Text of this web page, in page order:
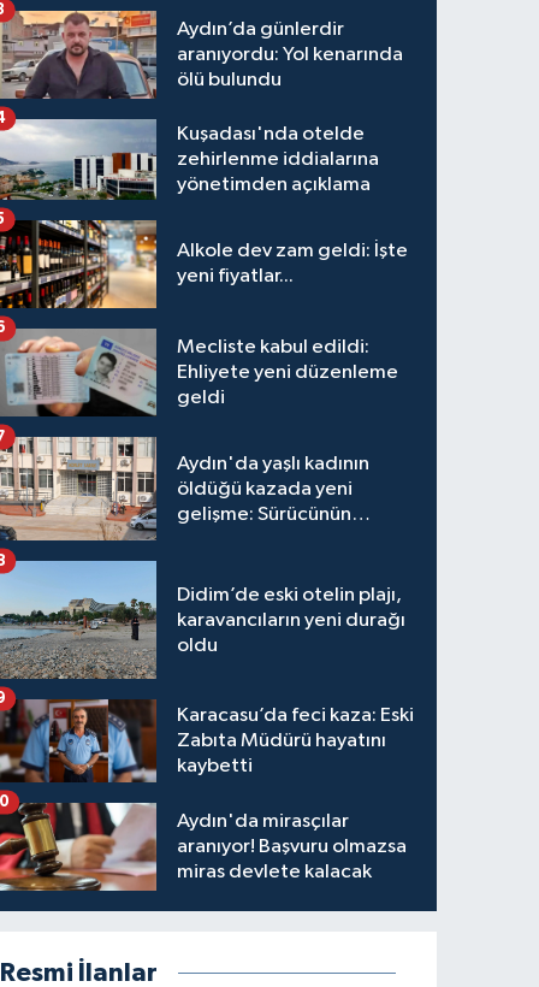
Aydın’da günlerdir
aranıyordu: Yol kenarında
ölü bulundu
Kuşadası'nda otelde
zehirlenme iddialarına
yönetimden açıklama
Alkole dev zam geldi: İşte
yeni fiyatlar...
Mecliste kabul edildi:
Ehliyete yeni düzenleme
geldi
Aydın'da yaşlı kadının
öldüğü kazada yeni
gelişme: Sürücünün
Didim’de eski otelin plajı,
karavancıların yeni durağı
oldu
Karacasu’da feci kaza: Eski
Zabıta Müdürü hayatını
kaybetti
Aydın'da mirasçılar
aranıyor! Başvuru olmazsa
miras devlete kalacak
Resmi İlanlar